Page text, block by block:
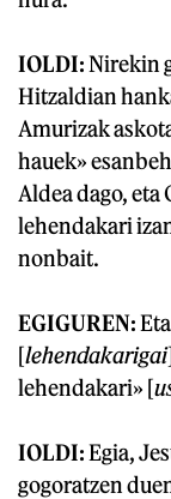
IOLDI:Nirekin
Hitzaldian
Amurizak
hauek»
Aldea dago, eta
lehendakari
nonbait.
EGIGUREN:
[lehendakarigai
lehendakari» [
IOLDI:Egia,
gogoratzen